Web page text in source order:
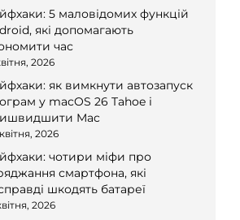
5 маловідомих функцій
які допомагають
час
2026
як вимкнути автозапуск
у macOS 26 Tahoe і
Mac
2026
чотири міфи про
смартфона, які
шкодять батареї
2026